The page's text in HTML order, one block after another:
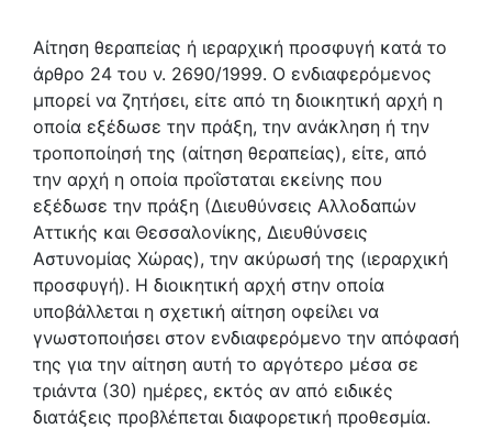
Αίτηση θεραπείας ή ιεραρχική προσφυγή κατά το
άρθρο 24 του ν. 2690/1999. Ο ενδιαφερόμενος
μπορεί να ζητήσει, είτε από τη διοικητική αρχή η
οποία εξέδωσε την πράξη, την ανάκληση ή την
τροποποίησή της (αίτηση θεραπείας), είτε, από
την αρχή η οποία προΐσταται εκείνης που
εξέδωσε την πράξη (Διευθύνσεις Αλλοδαπών
Αττικής και Θεσσαλονίκης, Διευθύνσεις
Αστυνομίας Χώρας), την ακύρωσή της (ιεραρχική
προσφυγή). Η διοικητική αρχή στην οποία
υποβάλλεται η σχετική αίτηση οφείλει να
γνωστοποιήσει στον ενδιαφερόμενο την απόφασή
της για την αίτηση αυτή το αργότερο μέσα σε
τριάντα (30) ημέρες, εκτός αν από ειδικές
διατάξεις προβλέπεται διαφορετική προθεσμία.